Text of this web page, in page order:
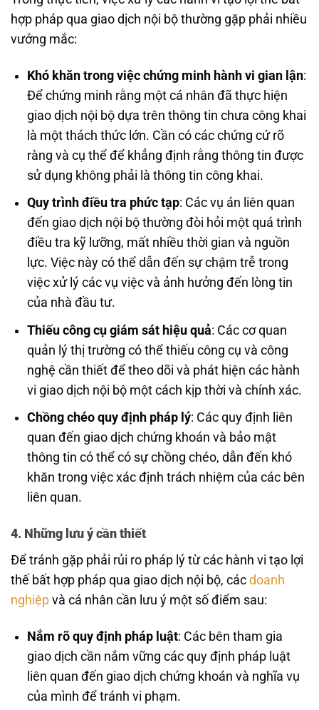
hợp pháp qua giao dịch nội bộ thường gặp phải nhiều
vướng mắc:
Khó khăn trong việc chứng minh hành vi gian lận:
Để chứng minh rằng một cá nhân đã thực hiện
giao dịch nội bộ dựa trên thông tin chưa công khai
là một thách thức lớn. Cần có các chứng cứ rõ
ràng và cụ thể để khẳng định rằng thông tin được
sử dụng không phải là thông tin công khai.
Quy trình điều tra phức tạp: Các vụ án liên quan
đến giao dịch nội bộ thường đòi hỏi một quá trình
điều tra kỹ lưỡng, mất nhiều thời gian và nguồn
lực. Việc này có thể dẫn đến sự chậm trễ trong
việc xử lý các vụ việc và ảnh hưởng đến lòng tin
của nhà đầu tư.
Thiếu công cụ giám sát hiệu quả: Các cơ quan
quản lý thị trường có thể thiếu công cụ và công
nghệ cần thiết để theo dõi và phát hiện các hành
vi giao dịch nội bộ một cách kịp thời và chính xác.
Chồng chéo quy định pháp lý: Các quy định liên
quan đến giao dịch chứng khoán và bảo mật
thông tin có thể có sự chồng chéo, dẫn đến khó
khăn trong việc xác định trách nhiệm của các bên
liên quan.
4. Những lưu ý cần thiết
Để tránh gặp phải rủi ro pháp lý từ các hành vi tạo lợi
thế bất hợp pháp qua giao dịch nội bộ, các doanh
nghiệp và cá nhân cần lưu ý một số điểm sau:
Nắm rõ quy định pháp luật: Các bên tham gia
giao dịch cần nắm vững các quy định pháp luật
liên quan đến giao dịch chứng khoán và nghĩa vụ
của mình để tránh vi phạm.